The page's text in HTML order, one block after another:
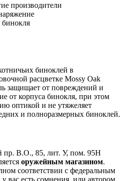
производители
бинокля
биноклей в
расцветке Mossy Oak
защищает от повреждений и
от корпуса бинокля, при этом
оптикой и не утяжеляет
и полноразмерных биноклей.
пр. В.О., 85, лит. У, пом. 95Н
оружейным магазином.
соответствии с федеральным
у вас есть сомнения, или автором